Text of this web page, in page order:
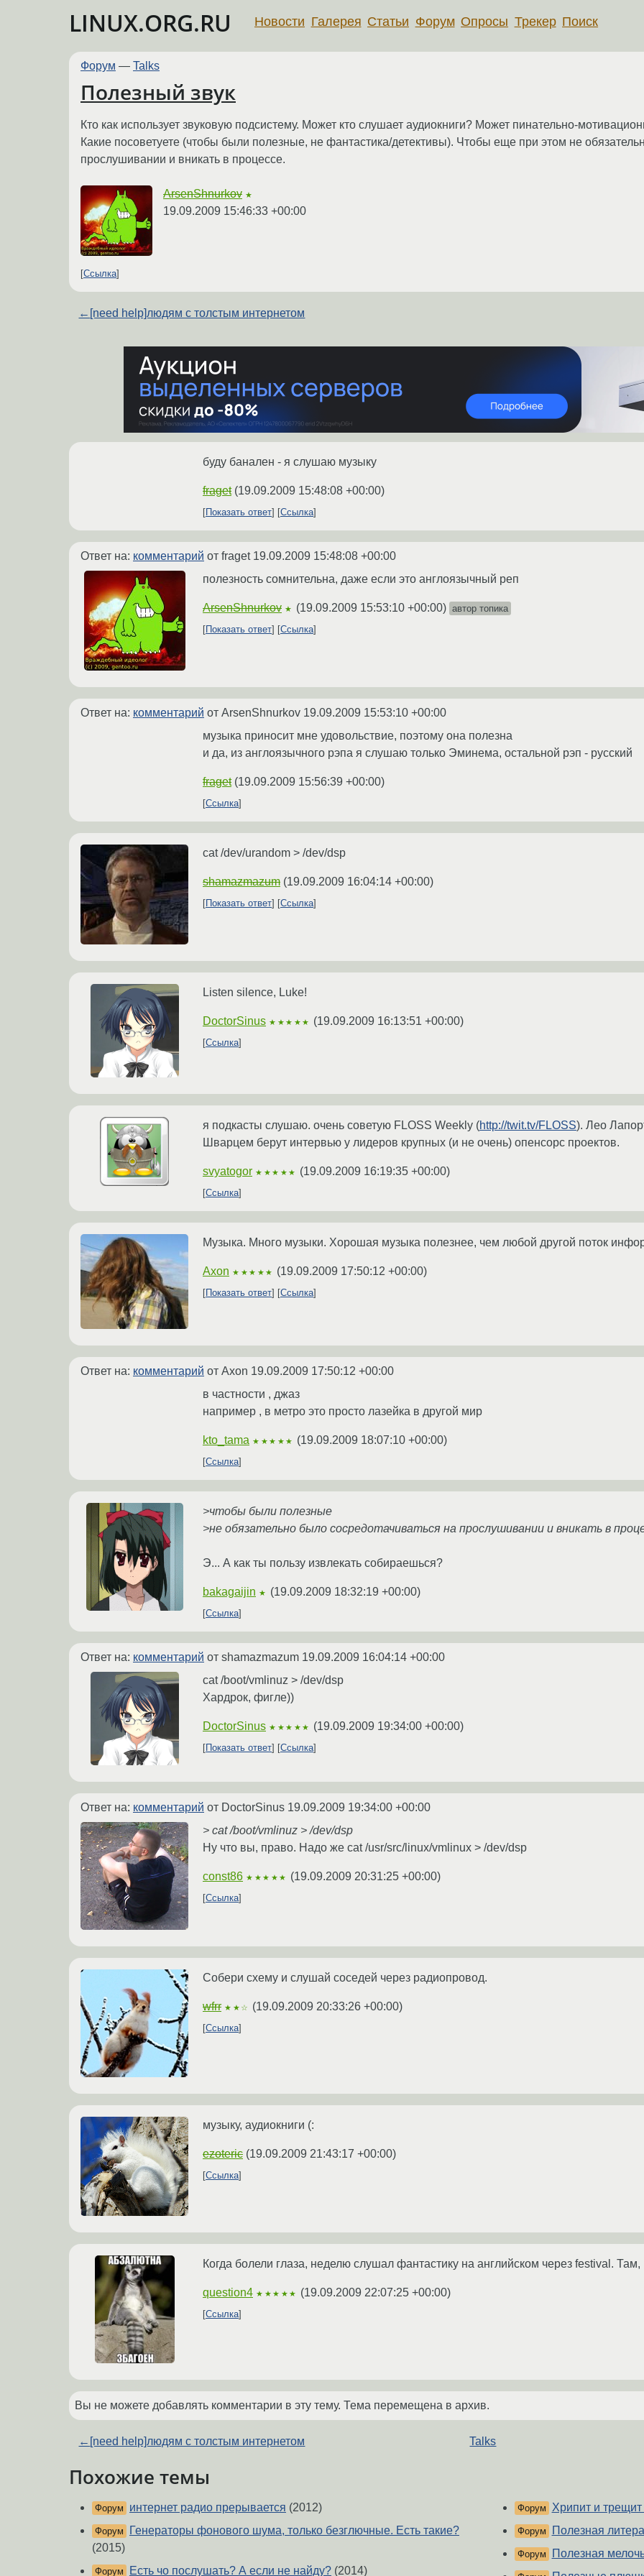
LINUX.ORG.RU Новости Галерея Статьи Форум Опросы Трекер Поиск
Форум — Talks
Полезный звук
Кто как использует звуковую подсистему. Может кто слушает аудиокниги? Может пинательно-
Какие посоветуете (чтобы были полезные, не фантастика/детективы). Чтобы еще при этом не
прослушивании и вникать в процессе.
ArsenShnurkov ★
19.09.2009 15:46:33 +00:00
Ссылка
← [need help]людям с толстым интернетом
буду банален - я слушаю музыку
fraget (19.09.2009 15:48:08 +00:00)
Показать ответ Ссылка
Ответ на: комментарий от fraget 19.09.2009 15:48:08 +00:00
полезность сомнительна, даже если это англоязычный реп
ArsenShnurkov ★ (19.09.2009 15:53:10 +00:00) автор топика
Показать ответ
Ссылка
Ответ на: комментарий от ArsenShnurkov 19.09.2009 15:53:10 +00:00
музыка приносит мне удовольствие, поэтому она полезна
и да, из англоязычного рэпа я слушаю только Эминема, остальной рэп - русский
fraget (19.09.2009 15:56:39 +00:00)
Ссылка
cat /dev/urandom > /dev/dsp
shamazmazum (19.09.2009 16:04:14 +00:00)
Показать ответ Ссылка
Listen silence, Luke!
DoctorSinus ★★★★★ (19.09.2009 16:13:51 +00:00)
Ссылка
я подкасты слушаю. очень советую FLOSS Weekly (http://twit.tv/FLOSS). Лео
Шварцем берут интервью у лидеров крупных (и не очень) опенсорс проектов.
svyatogor ★★★★★ (19.09.2009 16:19:35 +00:00)
Ссылка
Музыка. Много музыки. Хорошая музыка полезнее, чем любой другой поток
Axon ★★★★★ (19.09.2009 17:50:12 +00:00)
Показать ответ Ссылка
Ответ на: комментарий от Axon 19.09.2009 17:50:12 +00:00
в частности , джаз
например , в метро это просто лазейка в другой мир
kto_tama ★★★★★ (19.09.2009 18:07:10 +00:00)
Ссылка
>чтобы были полезные
>не обязательно было сосредотачиваться на прослушивании и вникать в
Э... А как ты пользу извлекать собираешься?
bakagaijin ★ (19.09.2009 18:32:19 +00:00)
Ссылка
Ответ на: комментарий от shamazmazum 19.09.2009 16:04:14 +00:00
cat /boot/vmlinuz > /dev/dsp
Хардрок, фигле))
DoctorSinus ★★★★★ (19.09.2009 19:34:00 +00:00)
Показать ответ Ссылка
Ответ на: комментарий от DoctorSinus 19.09.2009 19:34:00 +00:00
> cat /boot/vmlinuz > /dev/dsp
Ну что вы, право. Надо же cat /usr/src/linux/vmlinux > /dev/dsp
const86 ★★★★★ (19.09.2009 20:31:25 +00:00)
Ссылка
Собери схему и слушай соседей через радиопровод.
wfrr ★★☆ (19.09.2009 20:33:26 +00:00)
Ссылка
музыку, аудиокниги (:
ezoteric (19.09.2009 21:43:17 +00:00)
Ссылка
Когда болели глаза, неделю слушал фантастику на английском через festival.
question4 ★★★★★ (19.09.2009 22:07:25 +00:00)
Ссылка
Вы не можете добавлять комментарии в эту тему. Тема перемещена в архив.
← [need help]людям с толстым интернетом Talks
Похожие темы
Форум интернет радио прерывается (2012)
Форум
Генераторы фонового шума, только безглючные. Есть такие?
(2015)
Форум Есть чо послушать? А если не найду? (2014)
Форум Хрипит и
Форум Полезная
Форум Полезная